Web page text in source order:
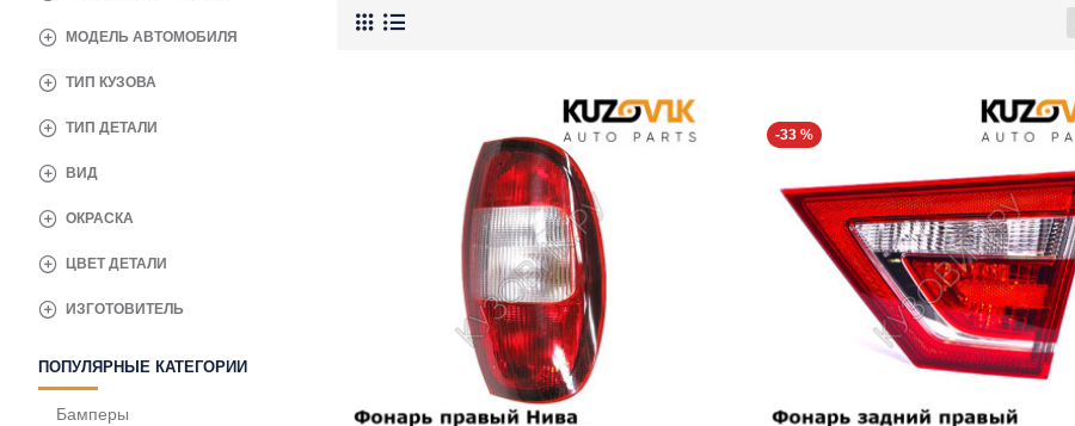
ВИД
ИЗГОТОВИТЕЛЬ
МОДЕЛЬ АВТОМОБИЛЯ
ОКРАСКА
ТИП ДЕТАЛИ
ТИП КУЗОВА
ЦВЕТ ДЕТАЛИ
ПОПУЛЯРНЫЕ КАТЕГОРИИ
Бамперы
-33 %